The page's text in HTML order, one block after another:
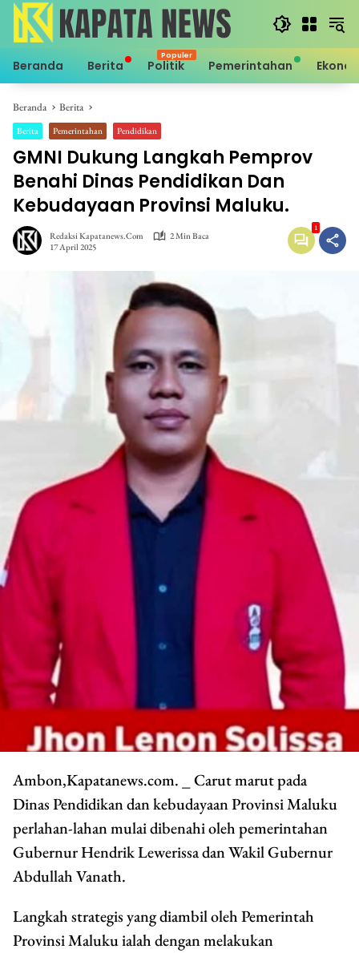
Langsung
konten
Beranda Berita Politik Pemerintahan
Beranda Berita
Berita Pemerintahan Pendidikan
GMNI Dukung Langkah Pemprov
Benahi Dinas Pendidikan Dan
Kebudayaan Provinsi Maluku.
Redaksi Kapatanews.com
2 Min Baca
17 April 2025
1
Ambon,Kapatanews.com. _ Carut marut pada
Dinas Pendidikan dan kebudayaan Provinsi Maluku
perlahan-lahan mulai dibenahi oleh pemerintahan
Gubernur Hendrik Lewerissa dan Wakil Gubernur
Abdullah Vanath.
Langkah strategis yang diambil oleh Pemerintah
Provinsi Maluku ialah dengan melakukan